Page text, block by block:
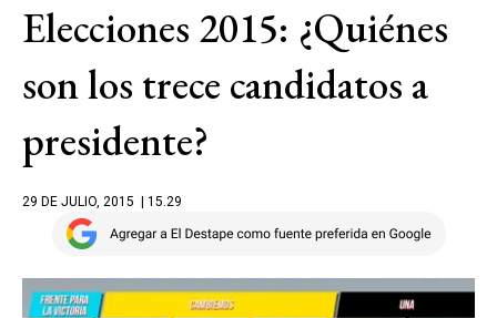
Elecciones 2015: ¿Quiénes
son los trece candidatos a
presidente?
29 DE JULIO, 2015 | 15.29